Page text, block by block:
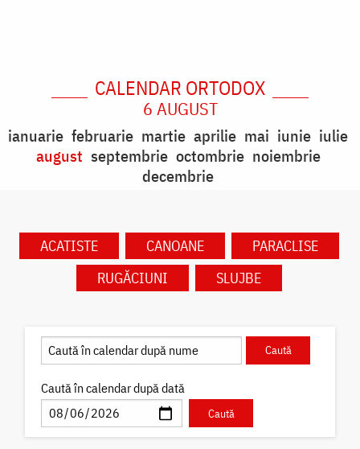
CALENDAR ORTODOX
6 AUGUST
ianuarie februarie martie aprilie mai iunie iulie
august septembrie octombrie noiembrie
decembrie
ACATISTE CANOANE
PARACLISE
RUGĂCIUNI
SLUJBE
Caută în calendar după dată